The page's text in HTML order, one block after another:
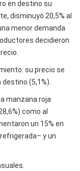
en destino su
disminuyó 20,5% al
menor demanda
decidieron
su precio se
(5,1%).
manzana roja
como al
un 15% en
y un